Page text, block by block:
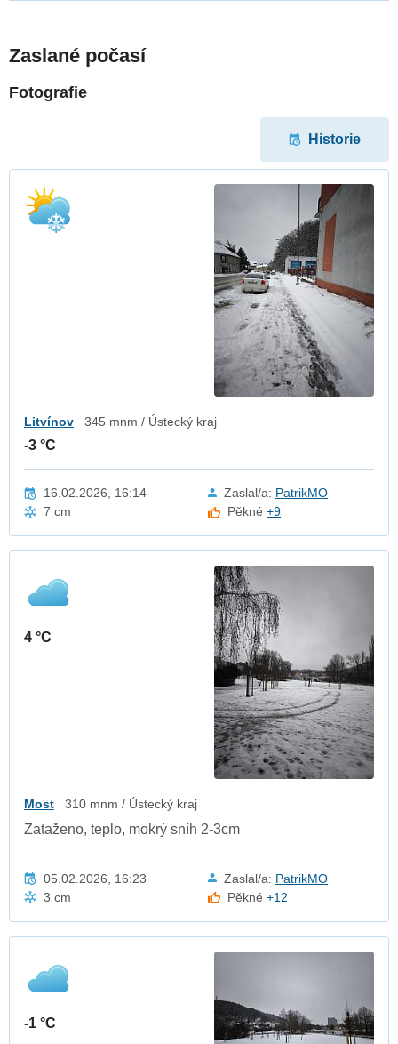
Zaslané počasí
Fotografie
Historie
Litvínov 345 mnm / Ústecký kraj
-3 °C
16.02.2026, 16:14 Zaslal/a: PatrikMO
7 cm
Pěkné+9
4 °C
Most 310 mnm / Ústecký kraj
Zataženo, teplo, mokrý sníh 2-3cm
05.02.2026, 16:23 Zaslal/a: PatrikMO
3 cm
Pěkné+12
-1 °C